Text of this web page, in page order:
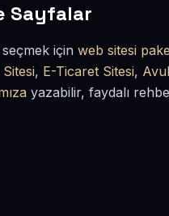
Sayfalar
için web sitesi
, E-Ticaret Sitesi,
yazabilir, faydalı